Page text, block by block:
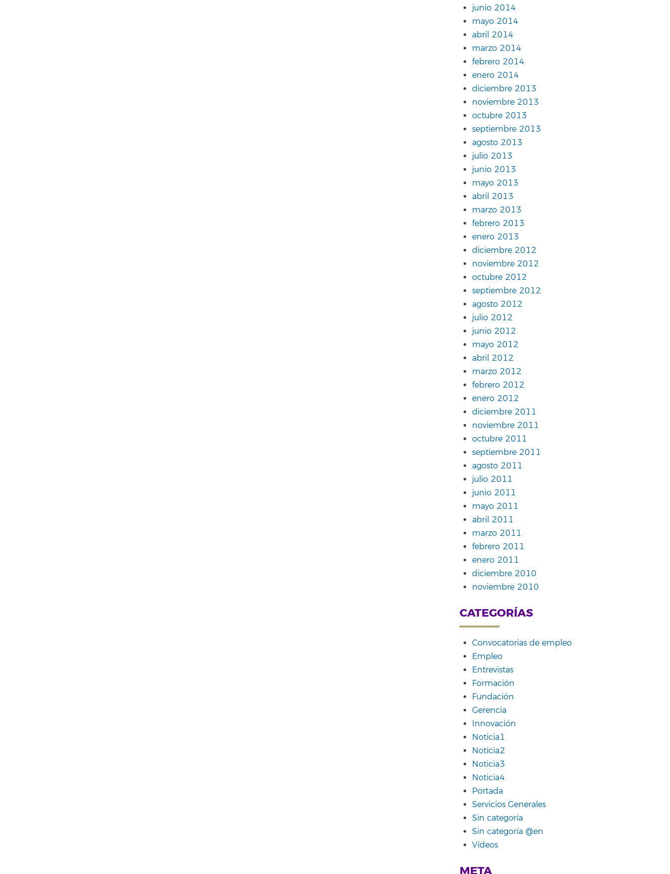
junio 2014
mayo 2014
abril 2014
marzo 2014
febrero 2014
enero 2014
diciembre 2013
noviembre 2013
octubre 2013
septiembre 2013
agosto 2013
julio 2013
junio 2013
mayo 2013
abril 2013
marzo 2013
febrero 2013
enero 2013
diciembre 2012
noviembre 2012
octubre 2012
septiembre 2012
agosto 2012
julio 2012
junio 2012
mayo 2012
abril 2012
marzo 2012
febrero 2012
enero 2012
diciembre 2011
noviembre 2011
octubre 2011
septiembre 2011
agosto 2011
julio 2011
junio 2011
mayo 2011
abril 2011
marzo 2011
febrero 2011
enero 2011
diciembre 2010
noviembre 2010
CATEGORÍAS
Convocatorias de empleo
Empleo
Entrevistas
Formación
Fundación
Gerencia
Innovación
Noticia1
Noticia2
Noticia3
Noticia4
Portada
Servicios Generales
Sin categoría
Sin categoría @en
Vídeos
META